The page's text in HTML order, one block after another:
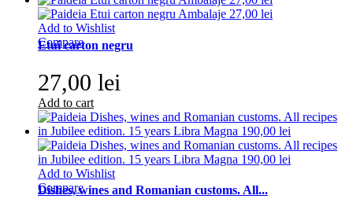
Add to Wishlist
Compare
Etui carton negru
27,00 lei
Add to cart
Add to Wishlist
Compare
Dishes, wines and Romanian customs. All...